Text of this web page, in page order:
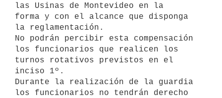
las Usinas de Montevideo en la
forma y con el alcance que disponga
la reglamentación.
No podrán percibir esta compensación
los funcionarios que realicen los
turnos rotativos previstos en el
inciso 1º.
Durante la realización de la guardia
los funcionarios no tendrán derecho